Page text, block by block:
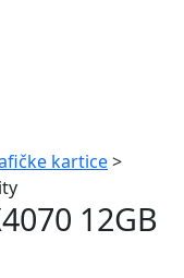
kartice>
12GB